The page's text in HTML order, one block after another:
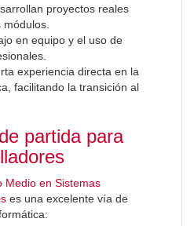
proyectos reales
en equipo y el uso de
experiencia directa en la
facilitando la transición al
partida para
Medio en Sistemas
es una excelente vía de